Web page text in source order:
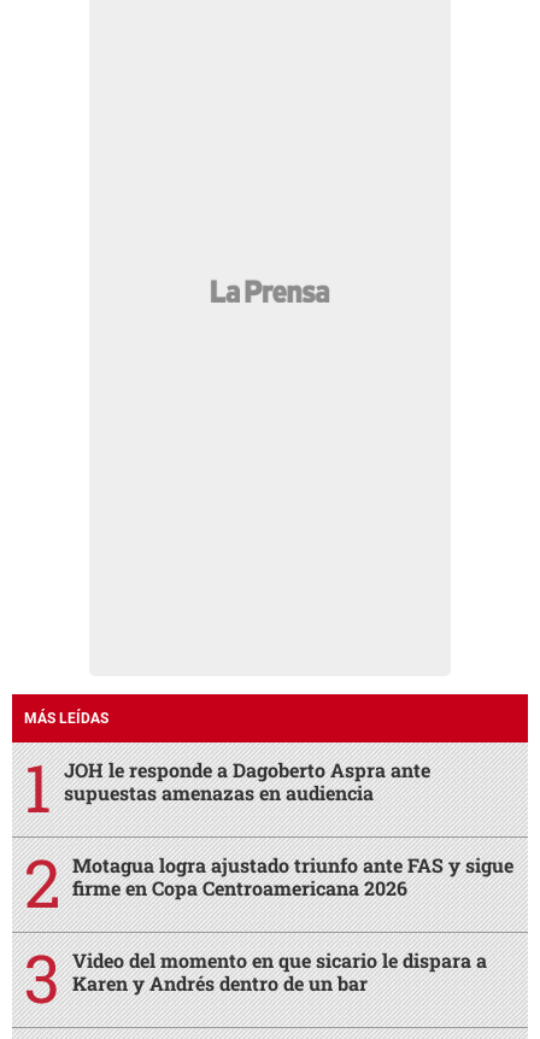
MÁS LEÍDAS
JOH le responde a Dagoberto Aspra ante
supuestas amenazas en audiencia
Motagua logra ajustado triunfo ante FAS y sigue
firme en Copa Centroamericana 2026
Video del momento en que sicario le dispara a
Karen y Andrés dentro de un bar